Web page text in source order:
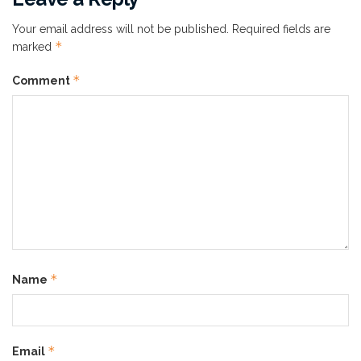
Kalau kamu butuh perlindungan yang nggak cuma
Your email address will not be published.
Required fields are
marked *
Comment *
Name *
Email *